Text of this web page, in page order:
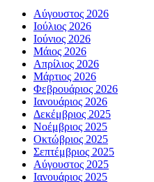
Αύγουστος 2026
Ιούλιος 2026
Ιούνιος 2026
Μάιος 2026
Απρίλιος 2026
Μάρτιος 2026
Φεβρουάριος 2026
Ιανουάριος 2026
Δεκέμβριος 2025
Νοέμβριος 2025
Οκτώβριος 2025
Σεπτέμβριος 2025
Αύγουστος 2025
Ιανουάριος 2025